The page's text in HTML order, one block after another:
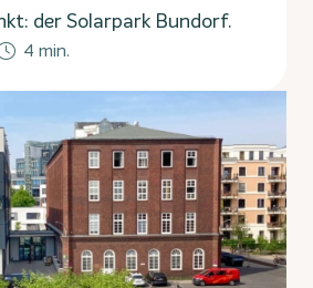
der Solarpark Bundorf.
4 min.